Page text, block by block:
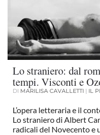
Lo straniero: dal
tempi. Visconti e
DI MARILISA CAVALLETTI | IL
L’opera letteraria e il
Lo straniero di Albert
radicali del Novecento e